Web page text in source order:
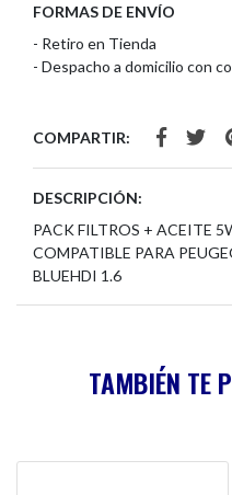
FORMAS DE ENVÍO
- Retiro en Tienda
- Despacho a domicilio con
COMPARTIR:
DESCRIPCIÓN:
PACK FILTROS + ACEITE
COMPATIBLE PARA
BLUEHDI 1.6
TAMBIÉN TE